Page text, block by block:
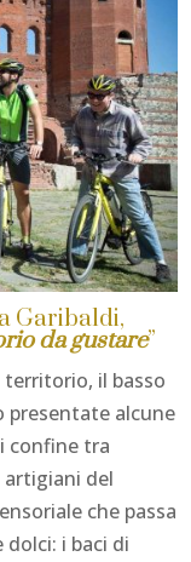
Garibaldi,
da gustare”
territorio, il basso
presentate alcune
confine tra
artigiani del
che passa
dolci: i baci di